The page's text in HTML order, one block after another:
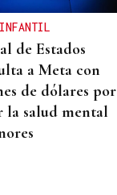
de Estados
a Meta con
de dólares por
la salud mental